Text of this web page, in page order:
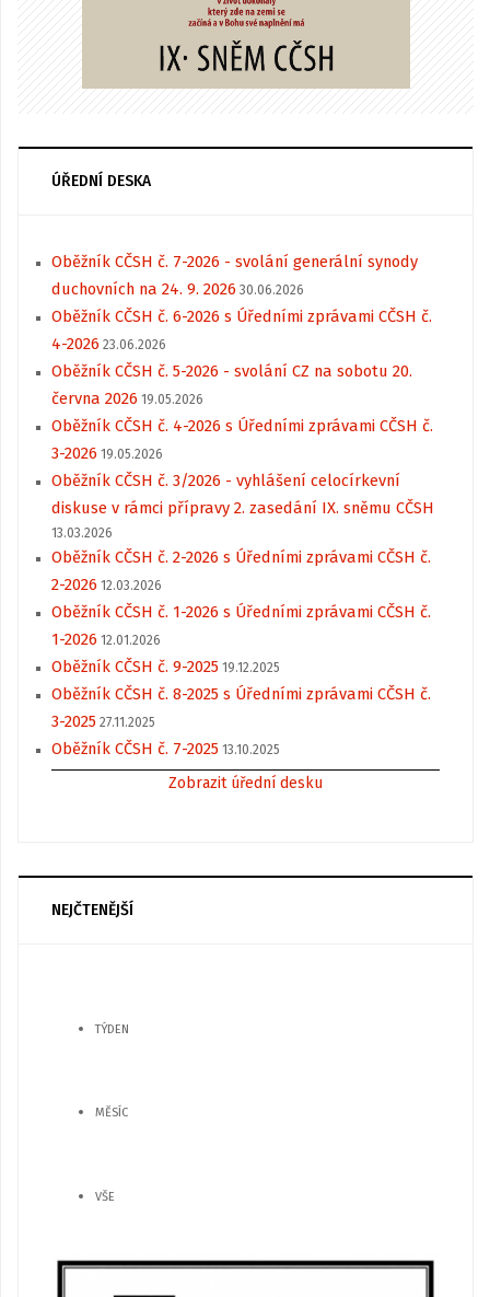
ÚŘEDNÍ DESKA
Oběžník CČSH č. 7-2026 - svolání generální synody
duchovních na 24. 9. 2026 30.06.2026
Oběžník CČSH č. 6-2026 s Úředními zprávami CČSH č.
4-2026 23.06.2026
Oběžník CČSH č. 5-2026 - svolání CZ na sobotu 20.
června 2026 19.05.2026
Oběžník CČSH č. 4-2026 s Úředními zprávami CČSH č.
3-2026 19.05.2026
Oběžník CČSH č. 3/2026 - vyhlášení celocírkevní
diskuse v rámci přípravy 2. zasedání IX. sněmu CČSH
13.03.2026
Oběžník CČSH č. 2-2026 s Úředními zprávami CČSH č.
2-2026 12.03.2026
Oběžník CČSH č. 1-2026 s Úředními zprávami CČSH č.
1-2026 12.01.2026
Oběžník CČSH č. 9-2025 19.12.2025
Oběžník CČSH č. 8-2025 s Úředními zprávami CČSH č.
3-2025 27.11.2025
Oběžník CČSH č. 7-2025 13.10.2025
Zobrazit úřední desku
NEJČTENĚJŠÍ
TÝDEN
MĚSÍC
VŠE